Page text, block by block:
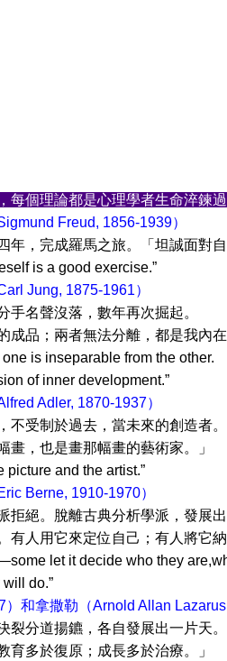
每個理論都是心理學者生命淬鍊
Freud, 1856-1939）
馬之旅。「坦誠面對自己
exercise.”
Jung, 1875-1961）
年再次掘起。
無法分離，都是我內在發
is inseparable from the other.
development.”
Adler, 1870-1937）
未來的創造者。
畫的藝術家。」
the artist.”
Berne, 1910-1970）
典分析學派，發展出溝通
位自己；有人將它納入未
let it decide who they
do.”
和拿撒勒（Arnold Allan
發展出一片天。
長多於治療。」